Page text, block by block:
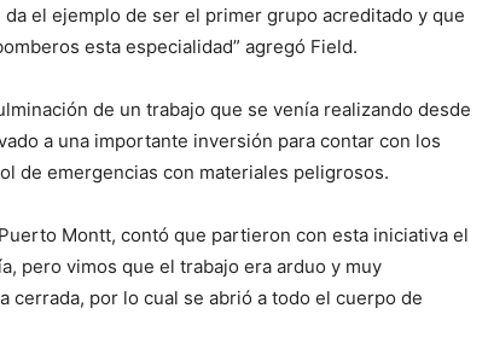
el ejemplo de ser el primer grupo acreditado y que
esta especialidad” agregó Field.
de un trabajo que se venía realizando desde
a una importante inversión para contar con los
de emergencias con materiales peligrosos.
Montt, contó que partieron con esta iniciativa el
pero vimos que el trabajo era arduo y muy
cerrada, por lo cual se abrió a todo el cuerpo de